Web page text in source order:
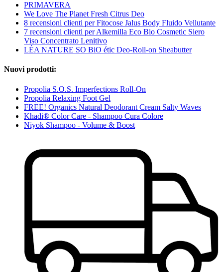
PRIMAVERA
We Love The Planet Fresh Citrus Deo
8 recensioni clienti per Fitocose Jalus Body Fluido Vellutante
7 recensioni clienti per Alkemilla Eco Bio Cosmetic Siero
Viso Concentrato Lenitivo
LÉA NATURE SO BiO étic Deo-Roll-on Sheabutter
Nuovi prodotti:
Propolia S.O.S. Imperfections Roll-On
Propolia Relaxing Foot Gel
FREE! Organics Natural Deodorant Cream Salty Waves
Khadi® Color Care - Shampoo Cura Colore
Niyok Shampoo - Volume & Boost